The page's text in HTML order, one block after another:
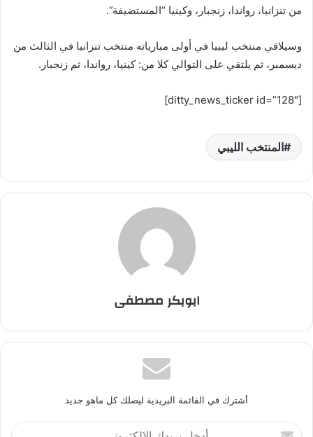
من تنزانيا، رواندا، زنجبار، وكينيا “المستضيفة”.
وسيلاقي منتخب ليبيا في أولى مبارياته منتخب تنزانيا في الثالث من
ديسمبر، ثم يلتقي على التوالي كلا من: كينيا، رواندا، ثم زنجبار.
[ditty_news_ticker id=”128″]
المنتخب الليبي
ابوبكر مصطفى
أشترك في القائمة البريدية ليصلك كل ماهو جديد
أ